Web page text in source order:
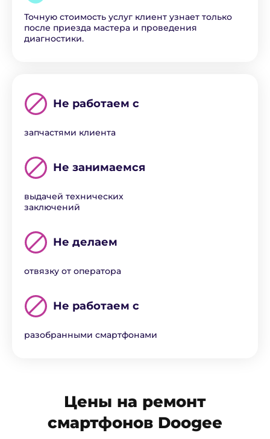
Точную стоимость услуг клиент узнает только
после приезда мастера и проведения
диагностики.
Не работаем с
запчастями клиента
Не занимаемся
выдачей технических
заключений
Не делаем
отвязку от оператора
Не работаем с
разобранными смартфонами
Цены на ремонт
смартфонов Doogee